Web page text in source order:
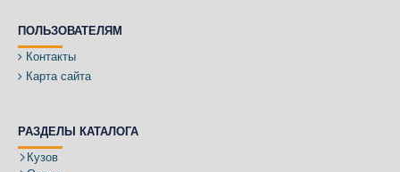
ПОЛЬЗОВАТЕЛЯМ
Контакты
Карта сайта
РАЗДЕЛЫ КАТАЛОГА
Кузов